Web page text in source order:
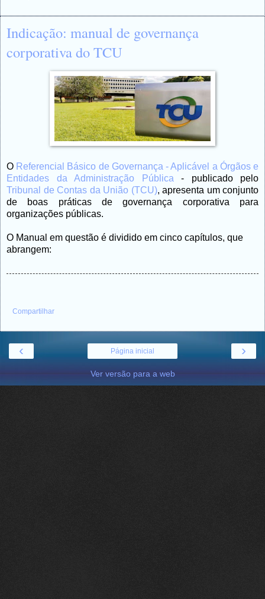
Indicação: manual de governança
corporativa do TCU
O Referencial Básico de Governança - Aplicável a Órgãos e
Entidades da Administração Pública - publicado pelo
Tribunal de Contas da União (TCU), apresenta um conjunto
de boas práticas de governança corporativa para
organizações públicas.
O Manual em questão é dividido em cinco capítulos, que
abrangem:
Compartilhar
‹ ›
Página inicial
Ver versão para a web